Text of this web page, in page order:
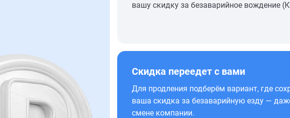
вашу скидку за безаварийное вождение
Скидка переедет с вами
Для продления подберём вариант, где
ваша скидка за безаварийную езду —
смене компании.